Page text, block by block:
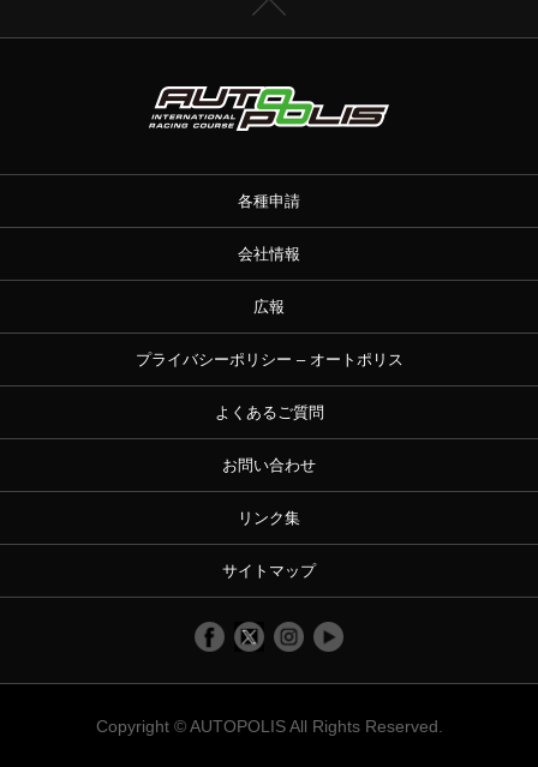
各種申請
会社情報
広報
プライバシーポリシー – オートポリス
よくあるご質問
お問い合わせ
リンク集
サイトマップ
Copyright ©AUTOPOLISAll Rights Reserved.